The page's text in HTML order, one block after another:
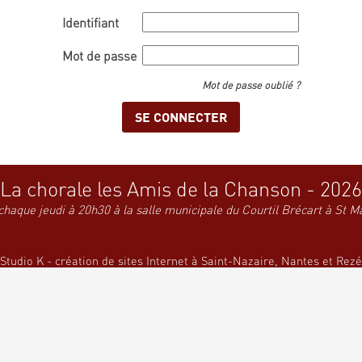
Identifiant
Mot de passe
Mot de passe oublié ?
La chorale les Amis de la Chanson - 2026
jeudi à 20h30 à la salle municipale du Courtil Brécart à St
Studio K - création de sites Internet à Saint-Nazaire, Nantes et Rezé